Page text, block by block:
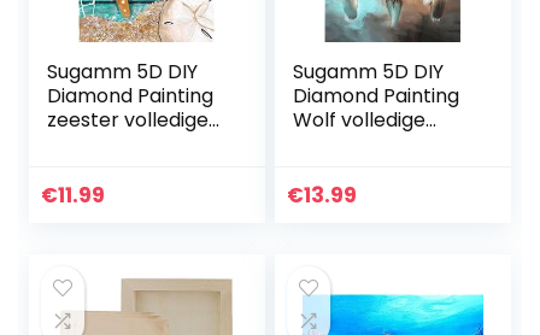
Sugamm 5D DIY
Diamond Painting
zeester volledige
strassteentjes,
€11.99
Sugamm 5D DIY
Diamond Painting
Wolf volledige
strassteentjes,
€13.99